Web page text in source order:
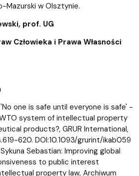
Mazurski w Olsztynie.
prof. UG
Człowieka i Prawa Własności
one is safe until everyone is safe' -
system of intellectual property
products?, GRUR International,
620. DOI:10.1093/grurint/ikab059
Sebastian: Improving global
to public interest
property law, Archiwum